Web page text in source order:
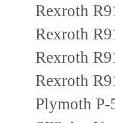
Rexroth
Rexroth
Rexroth
Rexroth
Plymoth